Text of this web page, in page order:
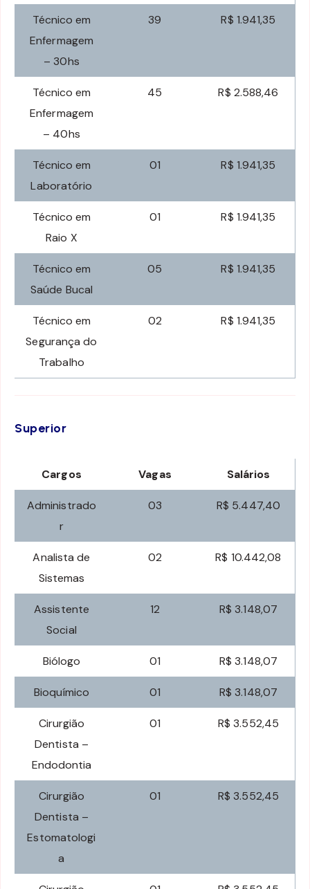
Técnico em
Enfermagem
– 30hs
39 R$ 1.941,35
Técnico em
Enfermagem
– 40hs
45 R$ 2.588,46
Técnico em
Laboratório
01 R$ 1.941,35
Técnico em
Raio X
01 R$ 1.941,35
Técnico em
Saúde Bucal
05 R$ 1.941,35
Técnico em
Segurança do
Trabalho
02 R$ 1.941,35
Superior
Cargos Vagas Salários
Administrado
r
03 R$ 5.447,40
Analista de
Sistemas
02 R$ 10.442,08
Assistente
Social
12 R$ 3.148,07
Biólogo 01 R$ 3.148,07
Bioquímico 01 R$ 3.148,07
Cirurgião
Dentista –
Endodontia
01 R$ 3.552,45
Cirurgião
Dentista –
Estomatologi
a
01 R$ 3.552,45